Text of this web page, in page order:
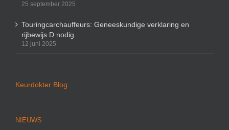
25 september 2025
Touringcarchauffeurs: Geneeskundige verklaring en
rijbewijs D nodig
12 juni 2025
Keurdokter Blog
NIEUWS